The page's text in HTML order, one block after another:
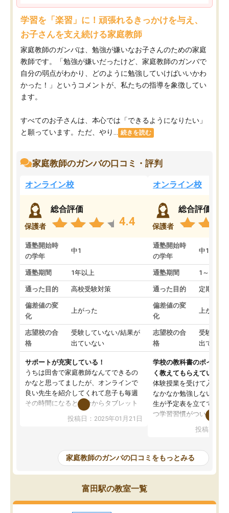
学習を「楽習」に！頑張れるきっかけを与え、
お子さんを支え続ける家庭教師
家庭教師のガンバは、勉強が嫌いなお子さんのための家庭
教師です。「勉強が嫌いだったけど、家庭教師のガンバで
自分の弱点がわかり、どのように勉強していけばいいかわ
かった！」というコメントが、私たちの指導を象徴してい
ます。
すべてのお子さんは、本心では「できるようになりたい」
と願っています。ただ、やり...
続きを読む
家庭教師のガンバの口コミ・評判
オンライン校
保護者
総合評価
4.4
通塾開始時
の学年
中1
通塾期間 1年以上
通った目的 高校受験対策
偏差値の変
化
上がった
志望校の合
格
受験していない/結果が
出ていない
サポートが充実している！
うちは田舎で家庭教師なんてできるの
かなと思ってましたが、オンラインで
良い先生を紹介してくれて息子も毎週
その時間になると自分からタブレット
を開いてzoomを繋げるようになりまし
た！5科目なんでもOKなのもとても気
めて1年ほどだった今では平均点以上の
科目が増えてきました！あと1年受験ま
であるので無料の週末教室を使用しな
がら頑張って欲しいと思います！
投稿日：2025年01月21日
オンライン校
保護者
総合評価
通塾開始時
の学年
中1
通塾期間 1～3ヵ月
通った目的 定期テス
偏差値の変
化
上がった
志望校の合
格
受験して
出ていな
学校の教科書のポイント
く教えてもらえている
体験授業を受けて入塾し
なかなか勉強しない息子
生が予定表を立ててくれ
つ学習習慣がついてきま
指導が無い日も予定表
問できるのでとても助か
投稿日：
家庭教師のガンバの口コミをもっとみる
富田駅の教室一覧